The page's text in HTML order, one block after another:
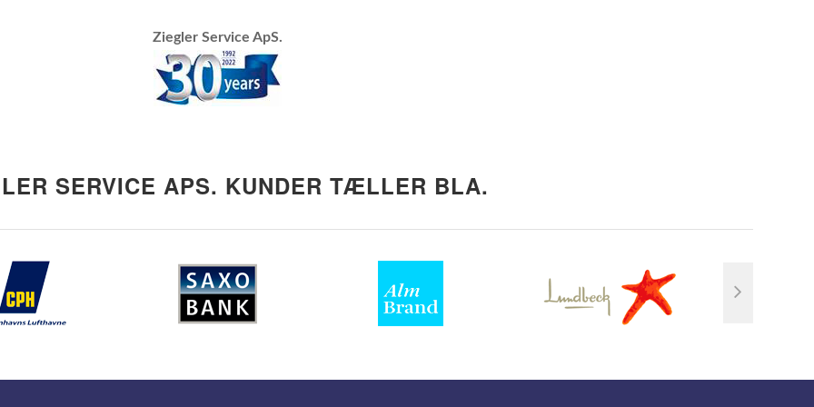
Ziegler Service ApS.
SERVICE APS. KUNDER TÆLLER BLA.